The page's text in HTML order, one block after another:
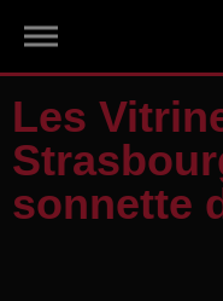
Les
sonnette